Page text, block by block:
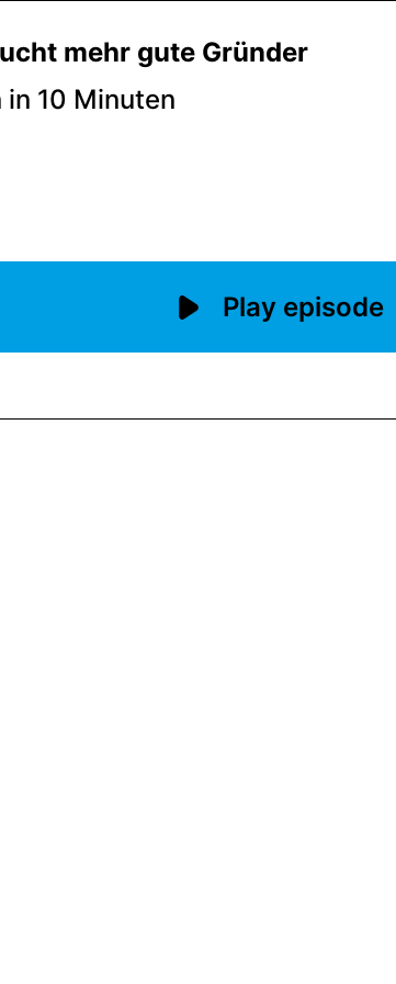
mehr gute Gründer
10 Minuten
Play episode